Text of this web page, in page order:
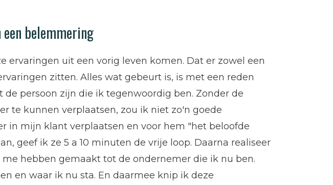
belemmering
ervaringen uit een vorig leven komen. Dat er zowel een
zitten. Alles wat gebeurt is, is met een reden
persoon zijn die ik tegenwoordig ben. Zonder de
te kunnen verplaatsen, zou ik niet zo'n goede
in mijn klant verplaatsen en voor hem "het beloofde
geef ik ze 5 a 10 minuten de vrije loop. Daarna realiseer
hebben gemaakt tot de ondernemer die ik nu ben.
en waar ik nu sta. En daarmee knip ik deze